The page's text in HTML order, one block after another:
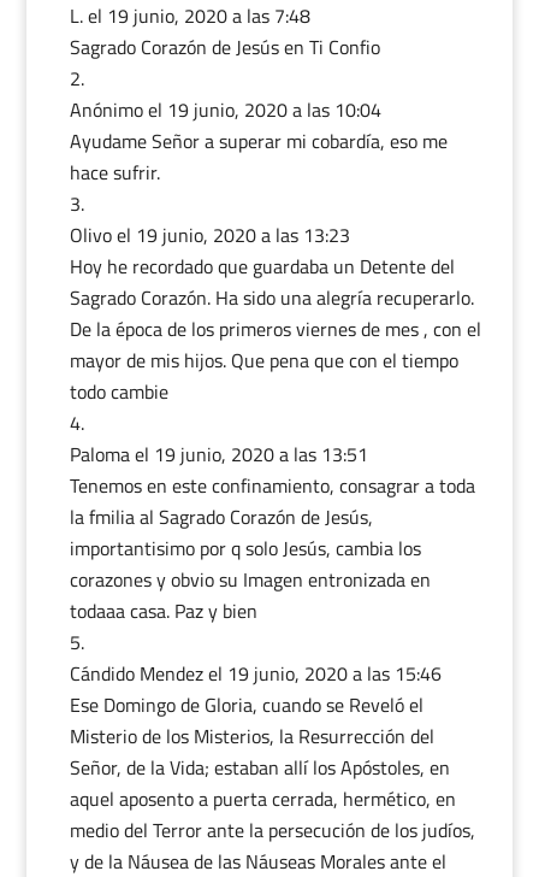
L.el 19 junio, 2020 a las 7:48
Sagrado Corazón de Jesús en Ti Confio
Anónimoel 19 junio, 2020 a las 10:04
Ayudame Señor a superar mi cobardía, eso me
hace sufrir.
Olivoel 19 junio, 2020 a las 13:23
Hoy he recordado que guardaba un Detente del
Sagrado Corazón. Ha sido una alegría recuperarlo.
De la época de los primeros viernes de mes , con el
mayor de mis hijos. Que pena que con el tiempo
todo cambie
Paloma️️️el 19 junio, 2020 a las 13:51
Tenemos en este confinamiento, consagrar a toda
la fmilia al Sagrado Corazón de Jesús,
importantisimo por q solo Jesús, cambia los
corazones y obvio su Imagen entronizada en
todaaa casa. Paz y bien
Cándido Mendezel 19 junio, 2020 a las 15:46
Ese Domingo de Gloria, cuando se Reveló el
Misterio de los Misterios, la Resurrección del
Señor, de la Vida; estaban allí los Apóstoles, en
aquel aposento a puerta cerrada, hermético, en
medio del Terror ante la persecución de los judíos,
y de la Náusea de las Náuseas Morales ante el